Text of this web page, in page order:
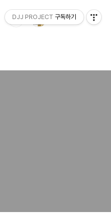
DJJ PROJECT 구독하기